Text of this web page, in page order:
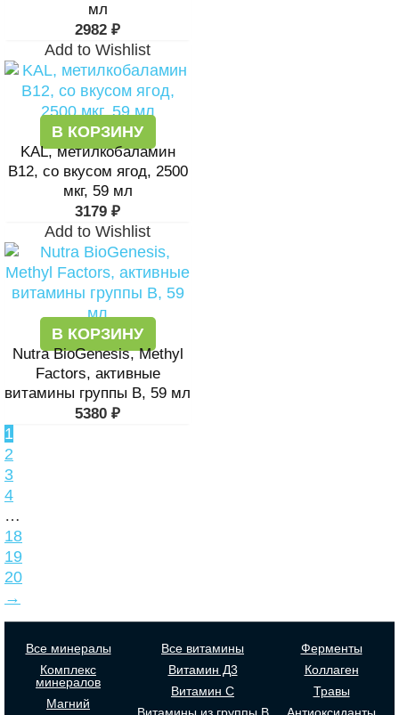
мл
2982 ₽
Add to Wishlist
В КОРЗИНУ
KAL, метилкобаламин
B12, со вкусом ягод, 2500
мкг, 59 мл
3179 ₽
Add to Wishlist
В КОРЗИНУ
Nutra BioGenesis, Methyl
Factors, активные
витамины группы В, 59 мл
5380 ₽
1
2
3
4
…
18
19
20
→
Все минералы
Комплекс
минералов
Магний
Все витамины
Витамин Д3
Витамин С
Ферменты
Коллаген
Травы